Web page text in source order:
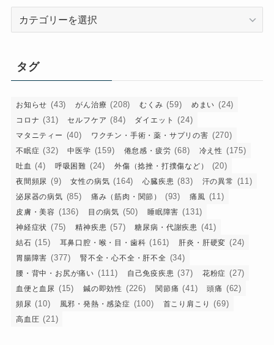
ー
タグ
お知らせ (43) がん治療 (208) むくみ (59) めまい (24)
コロナ (31) セルフケア (84) ダイエット (24)
マタニティー (40) ワクチン・手術・薬・サプリの害 (270)
不眠症 (32) 中医学 (159) 倦怠感・疲労 (68) 冷え性 (175)
吐血 (4) 呼吸困難 (24) 外傷（捻挫・打撲傷など） (20)
夜間頻尿 (9) 女性の病気 (164) 心臓疾患 (83) 汗の異常 (11)
泌尿器の病気 (85) 痛み（筋肉・関節） (93) 痛風 (11)
皮膚・美容 (136) 目の病気 (50) 睡眠障害 (131)
神経症状 (75) 精神疾患 (57) 糖尿病・代謝疾患 (41)
結石 (15) 耳鼻口腔・喉・目・歯科 (161) 肝炎・肝硬変 (24)
胃腸障害 (377) 腎不全・心不全・肝不全 (34)
腰・背中・お尻が痛い (111) 自己免疫疾患 (37) 花粉症 (27)
血便と血尿 (15) 鍼の即効性 (226) 関節痛 (41) 頭痛 (62)
頻尿 (10) 風邪・発熱・感染症 (100) 首こり肩こり (69)
高血圧 (21)